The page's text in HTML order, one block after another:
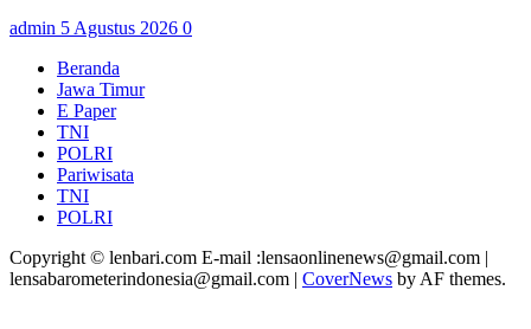
admin 5 Agustus 2026 0
Beranda
Jawa Timur
E Paper
TNI
POLRI
Pariwisata
TNI
POLRI
Copyright © lenbari.com E-mail :lensaonlinenews@gmail.com |
lensabarometerindonesia@gmail.com | CoverNews by AF themes.